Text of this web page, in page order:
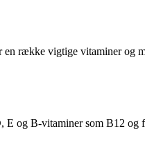
række vigtige vitaminer og
B-vitaminer som B12 og